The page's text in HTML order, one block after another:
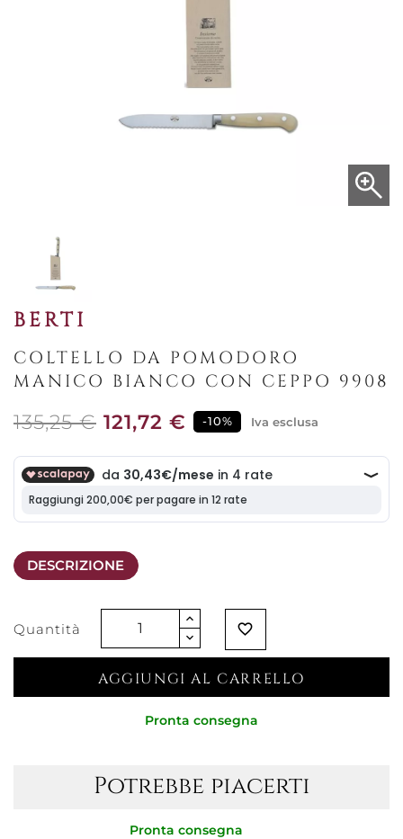
BERTI
COLTELLO DA POMODORO
MANICO BIANCO CON CEPPO 9908
135,25 € 121,72 € -10% Iva esclusa
DESCRIZIONE
Quantità favorite_border
AGGIUNGI AL CARRELLO
Pronta consegna
Potrebbe piacerti
Pronta consegna